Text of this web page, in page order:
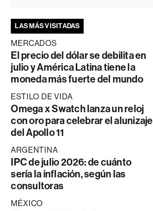
LAS MÁS VISITADAS
MERCADOS
El precio del dólar se debilita en
julio y América Latina tiene la
moneda más fuerte del mundo
ESTILO DE VIDA
Omega x Swatch lanza un reloj
con oro para celebrar el alunizaje
del Apollo 11
ARGENTINA
IPC de julio 2026: de cuánto
sería la inflación, según las
consultoras
MÉXICO